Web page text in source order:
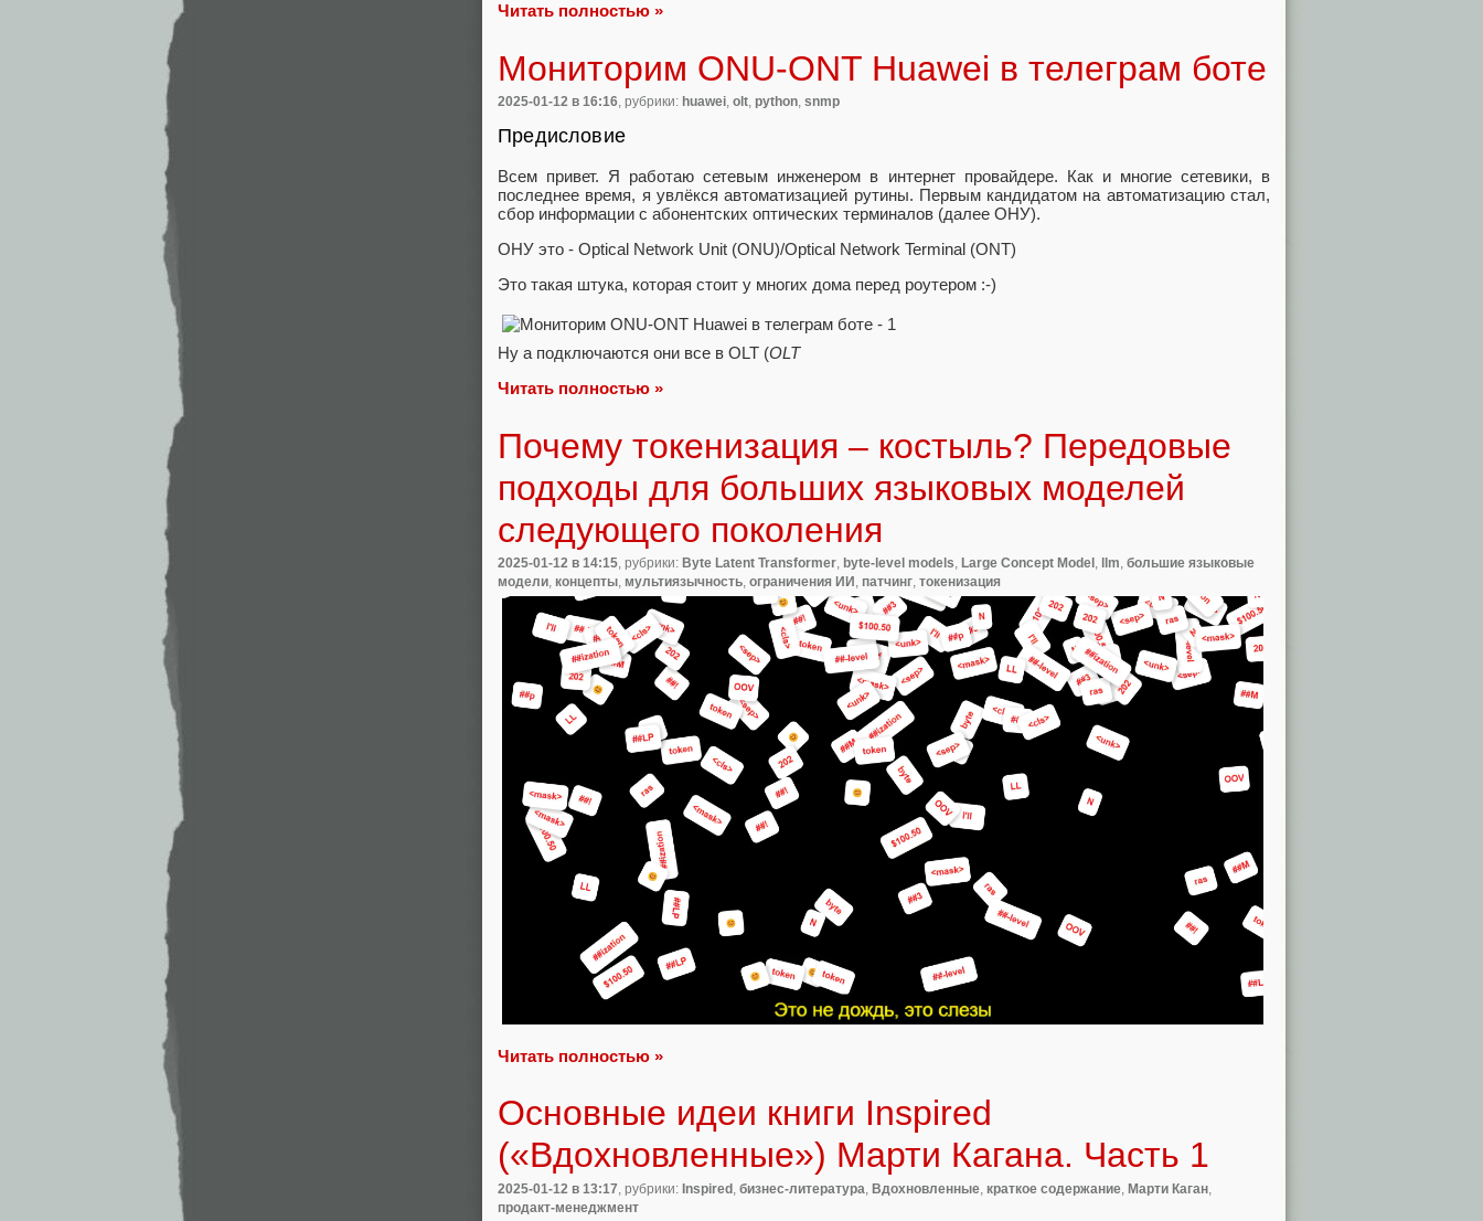
Читать полностью »
Мониторим ONU-ONT Huawei в телеграм боте
2025-01-12 в 16:16, рубрики: huawei, olt, python, snmp
Предисловие
Всем привет. Я работаю сетевым инженером в интернет провайдере. Как и многие сетевики, в
последнее время, я увлёкся автоматизацией рутины. Первым кандидатом на автоматизацию стал,
сбор информации с абонентских оптических терминалов (далее ОНУ).
ОНУ это - Optical Network Unit (ONU)/Optical Network Terminal (ONT)
Это такая штука, которая стоит у многих дома перед роутером :-)
Ну а подключаются они все в OLT (OLT
Читать полностью »
Почему токенизация – костыль? Передовые
подходы для больших языковых моделей
следующего поколения
2025-01-12 в 14:15, рубрики: Byte Latent Transformer, byte-level models, Large Concept Model , llm, большие языковые
модели, концепты, мультиязычность, ограничения ИИ , патчинг, токенизация
Читать полностью »
Основные идеи книги Inspired
(«Вдохновленные») Марти Кагана. Часть 1
2025-01-12 в 13:17 , рубрики: Inspired бизнес-литература Вдохновленные краткое содержание Марти Каган
продакт-менеджмент